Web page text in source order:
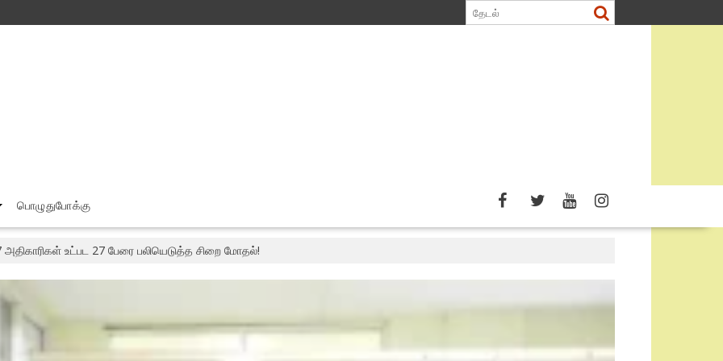
பொழுதுபோக்கு
அதிகாரிகள் உட்பட 27 பேரை பலியெடுத்த சிறை மோதல்!